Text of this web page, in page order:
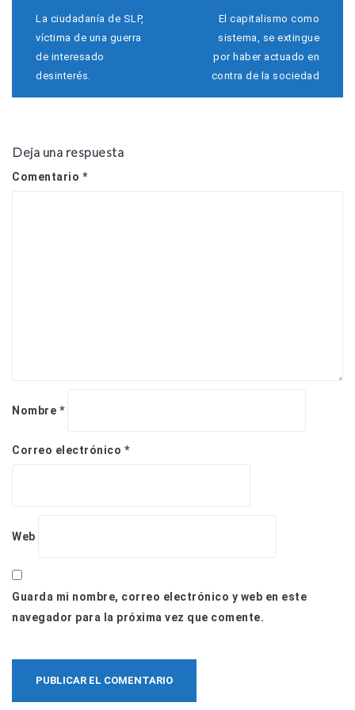
a
n
d
e
La ciudadanía de SLP,
víctima de una guerra
de interesado
desinterés.
El capitalismo como
sistema, se extingue
por haber actuado en
contra de la sociedad
Deja una respuesta
Comentario *
Nombre *
Correo electrónico *
Web
Guarda mi nombre, correo electrónico y web en este
navegador para la próxima vez que comente.